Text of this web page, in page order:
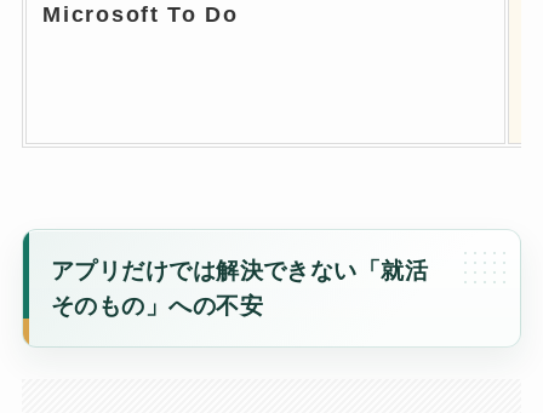
Microsoft To Do
アプリだけでは解決できない「就活
そのもの」への不安